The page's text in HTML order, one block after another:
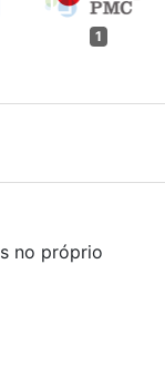
1
no próprio